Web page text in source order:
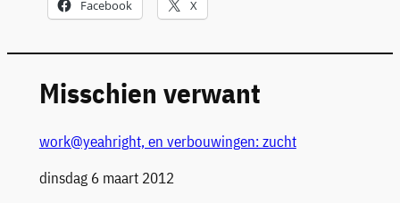
Facebook X
Misschien verwant
work@yeahright, en verbouwingen: zucht
Datum
dinsdag 6 maart 2012